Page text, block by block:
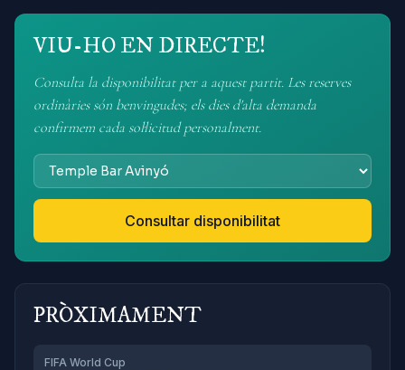
VIU-HO EN DIRECTE!
Consulta la disponibilitat per a aquest partit. Les reserves
ordinàries són benvingudes; els dies d'alta demanda
confirmem cada sol·licitud personalment.
Consultar disponibilitat
PRÒXIMAMENT
FIFA World Cup